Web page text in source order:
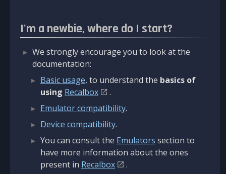
I'm a newbie, where do I start?
We strongly encourage you to look at the
documentation:
Basic usage, to understand the basics of
using Recalbox
.
Emulator compatibility.
Device compatibility.
You can consult the Emulators section to
have more information about the ones
present in Recalbox
.